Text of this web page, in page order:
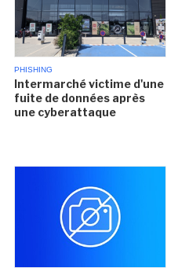
PHISHING
Intermarché victime d'une
fuite de données après
une cyberattaque